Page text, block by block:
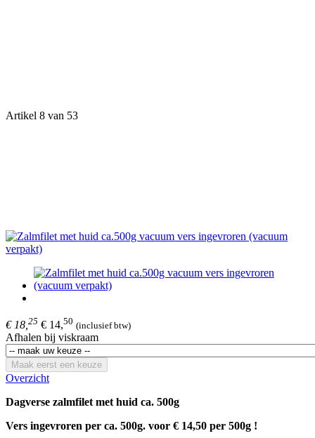
Artikel 8 van 53
€ 18, 25 € 14,50 (inclusief btw)
Afhalen bij viskraam
Maak eerst een keuze
Overzicht
Dagverse zalmfilet met huid ca. 500g
Vers ingevroren per ca. 500g. voor € 14,50 per 500g !